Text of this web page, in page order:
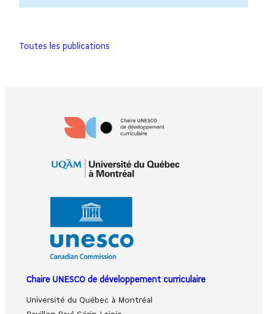
Toutes les publications
Chaire UNESCO de développement curriculaire
Université du Québec à Montréal